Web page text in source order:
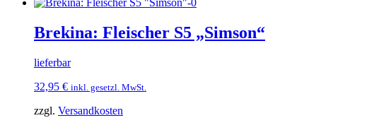
Brekina: Fleischer S5 „Simson“
lieferbar
32,95 € inkl. gesetzl. MwSt.
zzgl. Versandkosten